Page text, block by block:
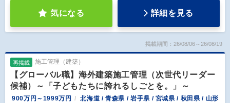
気になる 詳細を見る
掲載期間：26/08/06～26/08/19
再掲載 施工管理（建築）
【グローバル職】海外建築施工管理（次世代リーダー
候補）～「子どもたちに誇れるしごとを。」～
900万円～1999万円
北海道 / 青森県 / 岩手県 / 宮城県 / 秋田県 / 山形